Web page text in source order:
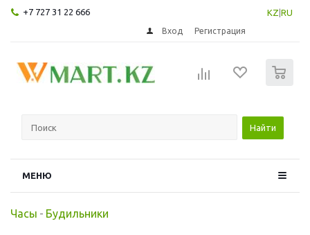
+7 727 31 22 666 KZ RU
Вход Регистрация
Найти
МЕНЮ
Часы - Будильники